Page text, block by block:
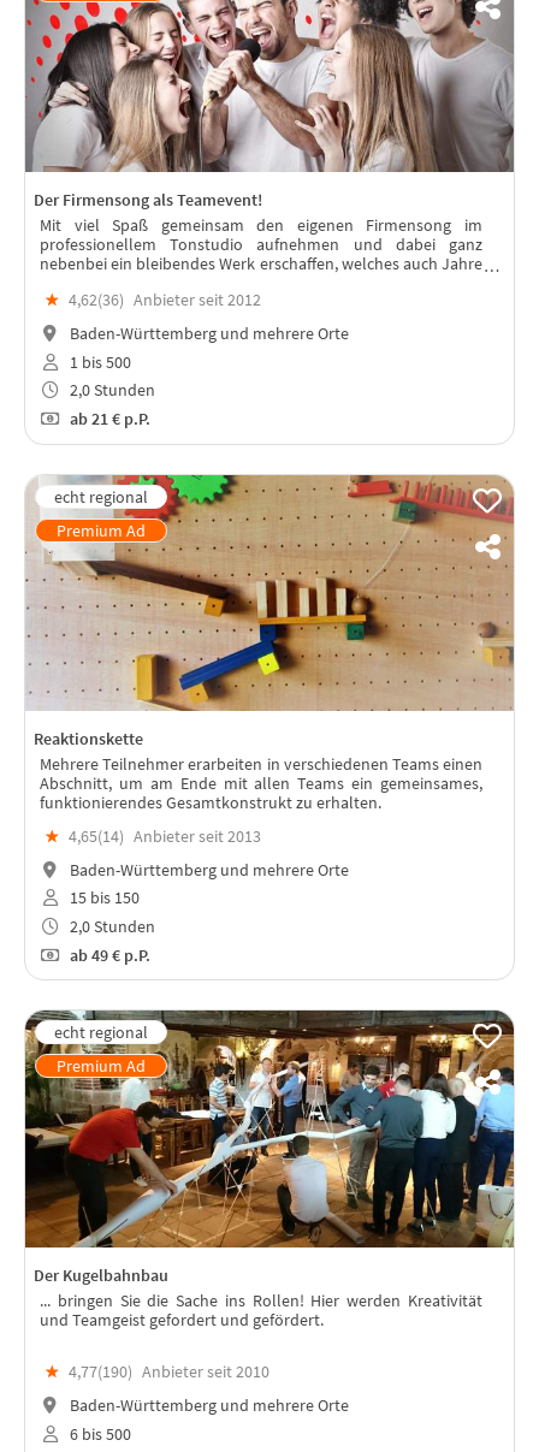
Der Firmensong als Teamevent!
Mit viel Spaß gemeinsam den eigenen Firmensong im
professionellem Tonstudio aufnehmen und dabei ganz
nebenbei ein bleibendes Werk erschaffen, welches auch Jahre
★ 4,62(36) Anbieter seit 2012
Baden-Württemberg und mehrere Orte
1 bis 500
2,0 Stunden
ab21 € p.P.
Reaktionskette
Mehrere Teilnehmer erarbeiten in verschiedenen Teams einen
Abschnitt, um am Ende mit allen Teams ein gemeinsames,
funktionierendes Gesamtkonstrukt zu erhalten.
★ 4,65(14) Anbieter seit 2013
Baden-Württemberg und mehrere Orte
15 bis 150
2,0 Stunden
ab49 € p.P.
Der Kugelbahnbau
... bringen Sie die Sache ins Rollen! Hier werden Kreativität
und Teamgeist gefordert und gefördert.
★ 4,77(190) Anbieter seit 2010
Baden-Württemberg und mehrere Orte
6 bis 500